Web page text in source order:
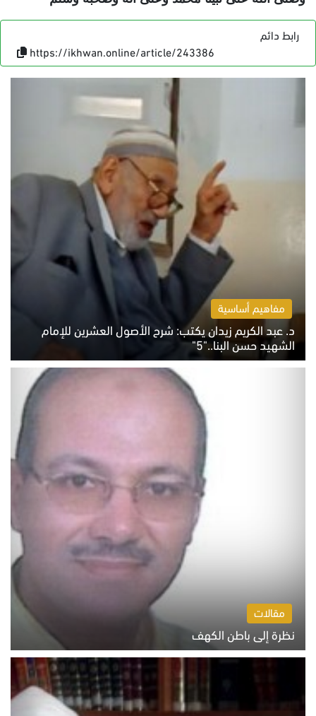
رابط دائم
https://ikhwan.online/article/243386
مفاهيم أساسية
د. عبد الكريم زيدان يكتب: شرح الأصول العشرين للإمام
الشهيد حسن البنا.."5"
السبت 8 أغسطس 2026 10:46 ص
مقالات
نظرة إلى باطن الكهف
السبت 8 أغسطس 2026 11:04 ص